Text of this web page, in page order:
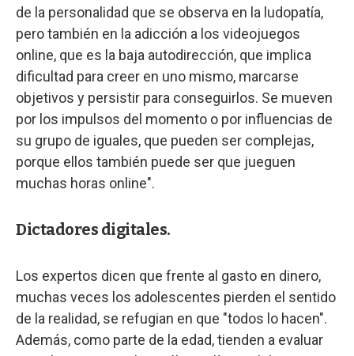
de la personalidad que se observa en la ludopatía,
pero también en la adicción a los videojuegos
online, que es la baja autodirección, que implica
dificultad para creer en uno mismo, marcarse
objetivos y persistir para conseguirlos. Se mueven
por los impulsos del momento o por influencias de
su grupo de iguales, que pueden ser complejas,
porque ellos también puede ser que jueguen
muchas horas online".
Dictadores digitales.
Los expertos dicen que frente al gasto en dinero,
muchas veces los adolescentes pierden el sentido
de la realidad, se refugian en que "todos lo hacen".
Además, como parte de la edad, tienden a evaluar